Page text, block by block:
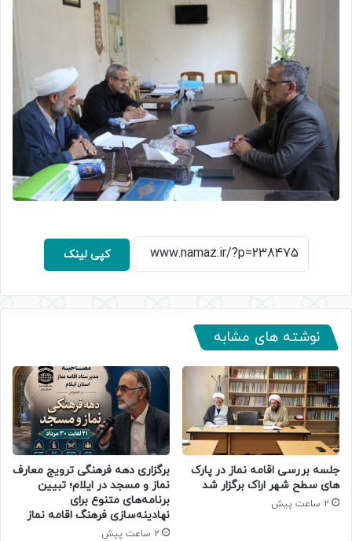
کپی لینک
نوشته های مشابه
جلسه بررسی اقامه نماز در پارک
های سطح شهر اراک برگزار شد
2 ساعت پیش
برگزاری دهه فرهنگی ترویج معارف
نماز و مسجد در ایلام؛ تبیین
برنامه‌های متنوع برای
نهادینه‌سازی فرهنگ اقامه نماز
2 ساعت پیش